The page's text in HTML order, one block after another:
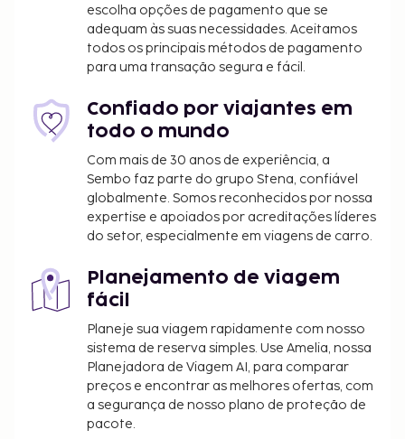
escolha opções de pagamento que se
adequam às suas necessidades. Aceitamos
todos os principais métodos de pagamento
para uma transação segura e fácil.
Confiado por viajantes em
todo o mundo
Com mais de 30 anos de experiência, a
Sembo faz parte do grupo Stena, confiável
globalmente. Somos reconhecidos por nossa
expertise e apoiados por acreditações líderes
do setor, especialmente em viagens de carro.
Planejamento de viagem
fácil
Planeje sua viagem rapidamente com nosso
sistema de reserva simples. Use Amelia, nossa
Planejadora de Viagem AI, para comparar
preços e encontrar as melhores ofertas, com
a segurança de nosso plano de proteção de
pacote.